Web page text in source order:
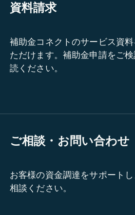
資料請求
補助金コネクトのサービス資
ただけます。補助金申請をご
読ください。
ご相談・お問い合わせ
お客様の資金調達をサポート
相談ください。